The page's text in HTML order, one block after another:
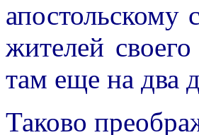
жителей
там еще на два
Таково